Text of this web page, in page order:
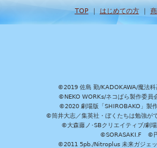
TOP｜ はじめての方｜
©2019 佐島 勤/KADOKAWA/魔法
©NEKO WORKs/ネコぱら製作委員
©2020 劇場版「SHIROBAKO」製
©筒井大志／集英社・ぼくたちは勉強
©大森藤ノ･SBクリエイティブ/
©SORASAKI.F ©円
©2011 5pb./Nitroplus 未来ガジェ